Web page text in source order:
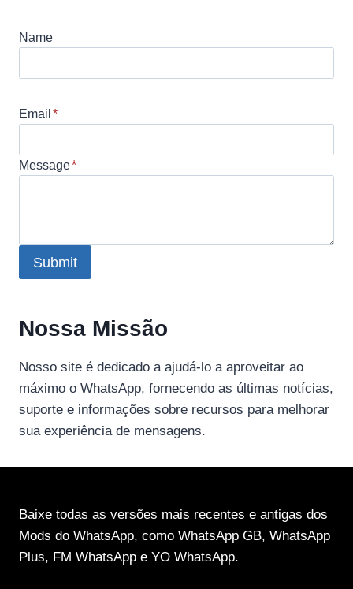
Name
Email *
Message*
Submit
Nossa Missão
Nosso site é dedicado a ajudá-lo a aproveitar ao
máximo o WhatsApp, fornecendo as últimas notícias,
suporte e informações sobre recursos para melhorar
sua experiência de mensagens.
Baixe todas as versões mais recentes e antigas dos
Mods do WhatsApp, como WhatsApp GB, WhatsApp
Plus, FM WhatsApp e YO WhatsApp.